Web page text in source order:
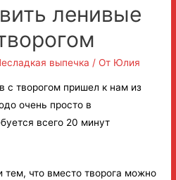
ленивые
выпечка / От Юлия
с творогом пришел к нам из
очень просто в
всего 20 минут
что вместо творога можно